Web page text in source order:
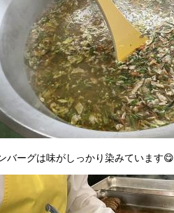
バーグは味がしっかり染みています😋